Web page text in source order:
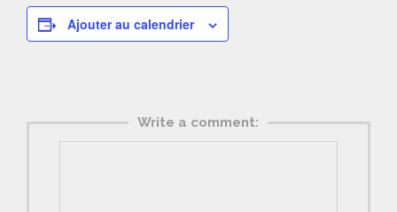
Ajouter au calendrier
Write a comment: